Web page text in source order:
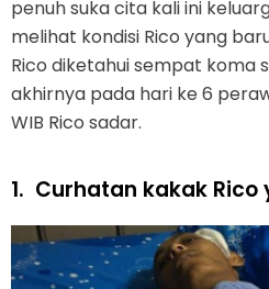
penuh suka cita kali ini
melihat kondisi Rico yang
Rico diketahui sempat koma
akhirnya pada hari ke 6
WIB Rico sadar.
1. Curhatan kakak Rico